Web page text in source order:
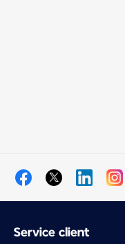
Service client